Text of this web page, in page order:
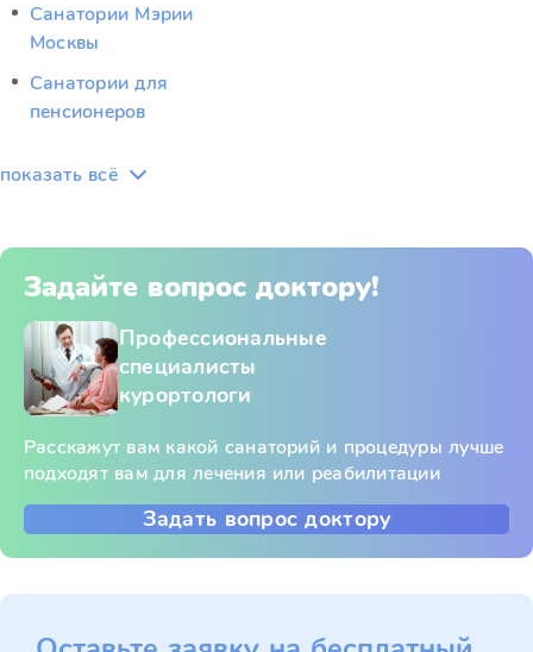
Санатории Мэрии
Москвы
Санатории для
пенсионеров
показать всё
Задайте вопрос доктору!
Профессиональные
специалисты
курортологи
Расскажут вам какой санаторий и процедуры лучше
подходят вам для лечения или реабилитации
Задать вопрос доктору